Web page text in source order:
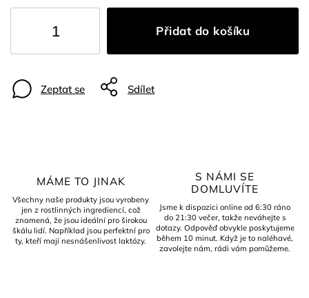
Přidat do košíku
Zeptat se Sdílet
MÁME TO JINAK
Všechny naše produkty jsou vyrobeny
jen z rostlinných ingrediencí, což
znamená, že jsou ideální pro širokou
škálu lidí. Například jsou perfektní pro
ty, kteří mají nesnášenlivost laktózy.
S NÁMI SE
DOMLUVÍTE
Jsme k dispozici online od 6:30 ráno
do 21:30 večer, takže neváhejte s
dotazy. Odpověď obvykle poskytujeme
během 10 minut. Když je to naléhavé,
zavolejte nám, rádi vám pomůžeme.